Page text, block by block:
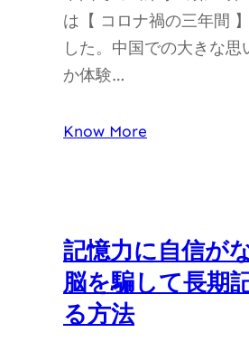
は【 コロナ禍の三年間
した。中国での大きな思
か体験…
Know More
記憶力に自信が
脳を騙して長期
る方法